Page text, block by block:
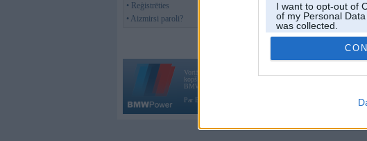
I want to opt-out of
of my Personal
was collected.
Opted Out
• Reģistrēties
• Aizmirsi paroli?
Vortāls BMWPower.lv darbojas
kopš 2002. gada 14. maija. Tas nav auto klubs un nav saistīts ar
BMW AG.
Par BMWPower